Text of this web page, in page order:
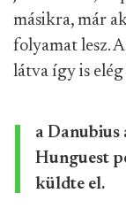
másikra, már
folyamat lesz.
látva így is
a
Hunguest
küldte el.